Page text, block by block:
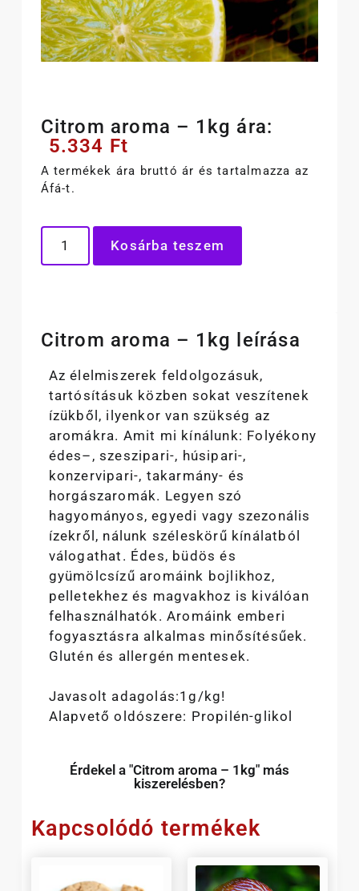
Citrom aroma – 1kg ára:
5.334 Ft
A termékek ára bruttó ár és tartalmazza az
Áfá-t.
Kosárba teszem
Citrom aroma – 1kg leírása
Az élelmiszerek feldolgozásuk,
tartósításuk közben sokat veszítenek
ízükből, ilyenkor van szükség az
aromákra. Amit mi kínálunk: Folyékony
édes–, szeszipari-, húsipari-,
konzervipari-, takarmány- és
horgászaromák. Legyen szó
hagyományos, egyedi vagy szezonális
ízekről, nálunk széleskörű kínálatból
válogathat. Édes, büdös és
gyümölcsízű aromáink bojlikhoz,
pelletekhez és magvakhoz is kiválóan
felhasználhatók. Aromáink emberi
fogyasztásra alkalmas minősítésűek.
Glutén és allergén mentesek.
Javasolt adagolás:1g/kg!
Alapvető oldószere: Propilén-glikol
Érdekel a "Citrom aroma – 1kg" más
kiszerelésben?
Kapcsolódó termékek